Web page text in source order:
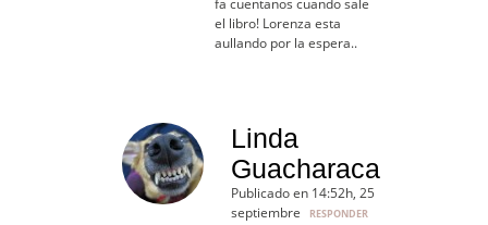
el libro! Lorenza esta
aullando por la espera..
Linda
Guacharaca
Publicado en 14:52h, 25
septiembre
RESPONDER